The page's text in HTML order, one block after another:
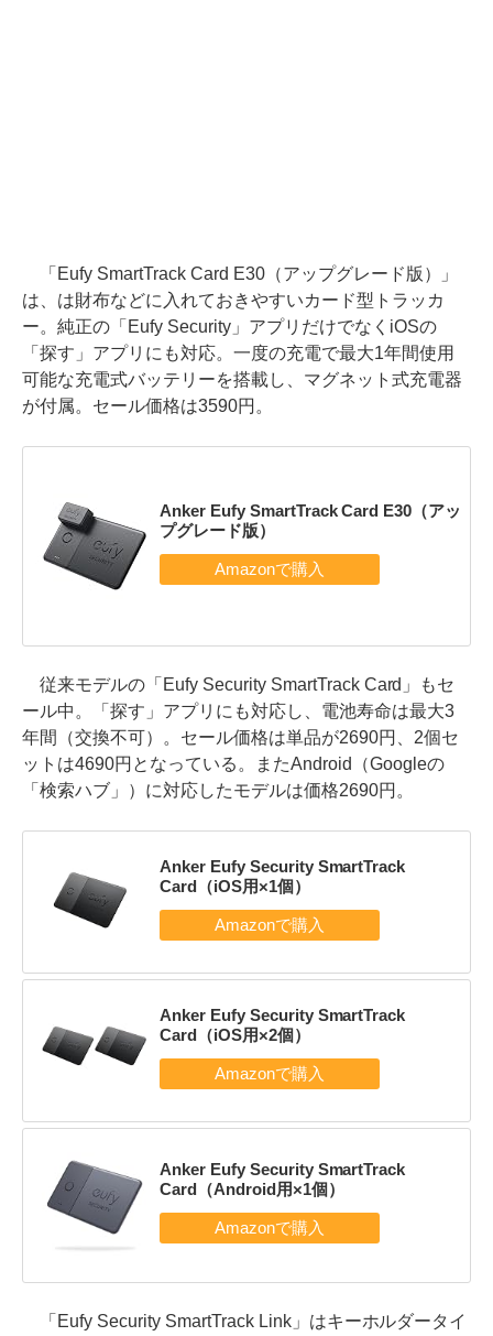
「Eufy SmartTrack Card E30（アップグレード版）」
は、は財布などに入れておきやすいカード型トラッカ
ー。純正の「Eufy Security」アプリだけでなくiOSの
「探す」アプリにも対応。一度の充電で最大1年間使用
可能な充電式バッテリーを搭載し、マグネット式充電器
が付属。セール価格は3590円。
Anker Eufy SmartTrack Card E30（アッ
プグレード版）
従来モデルの「Eufy Security SmartTrack Card」もセ
ール中。「探す」アプリにも対応し、電池寿命は最大3
年間（交換不可）。セール価格は単品が2690円、2個セ
ットは4690円となっている。またAndroid（Googleの
「検索ハブ」）に対応したモデルは価格2690円。
Anker Eufy Security SmartTrack
Card（iOS用×1個）
Anker Eufy Security SmartTrack
Card（iOS用×2個）
Anker Eufy Security SmartTrack
Card（Android用×1個）
「Eufy Security SmartTrack Link」はキーホルダータイ